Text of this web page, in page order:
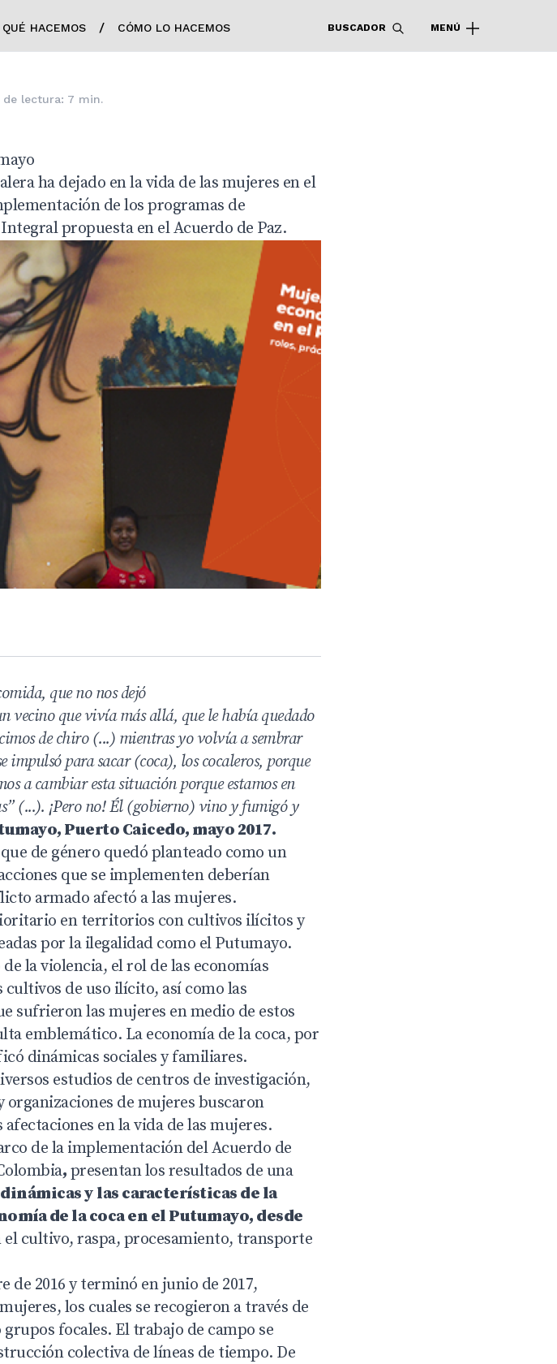
QUÉ HACEMOS / CÓMO LO HACEMOS BUSCADOR MENÚ
de lectura: 7 min.
ha dejado en la vida de las mujeres en el
de los programas de
propuesta en el Acuerdo de Paz.
que no nos dejó
vecino que vivía más allá, que le había quedado
de chiro (...) mientras yo volvía a sembrar
para sacar (coca), los cocaleros, porque
a cambiar esta situación porque estamos en
(...). ¡Pero no! Él (gobierno) vino y fumigó y
Puerto Caicedo, mayo 2017.
de género quedó planteado como un
que se implementen deberían
armado afectó a las mujeres.
en territorios con cultivos ilícitos y
por la ilegalidad como el Putumayo.
la violencia, el rol de las economías
cultivos de uso ilícito, así como las
sufrieron las mujeres en medio de estos
emblemático. La economía de la coca, por
dinámicas sociales y familiares.
estudios de centros de investigación,
organizaciones de mujeres buscaron
en la vida de las mujeres.
de la implementación del Acuerdo de
, presentanlos resultados de una
y las características de la
de la coca en el Putumayo, desde
el cultivo, raspa, procesamiento, transporte
de 2016 y terminó en junio de 2017,
, los cuales se recogieron a través de
focales. El trabajo de campo se
colectiva de líneas de tiempo. De